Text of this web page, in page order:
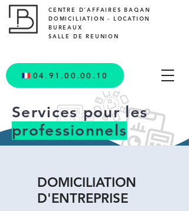
CENTRE D'AFFAIRES BAQAN
DOMICILIATION - LOCATION
BUREAUX
SALLE DE REUNION
04.91.00.00.10
Services pour les
professionnels
DOMICILIATION
D'ENTREPRISE